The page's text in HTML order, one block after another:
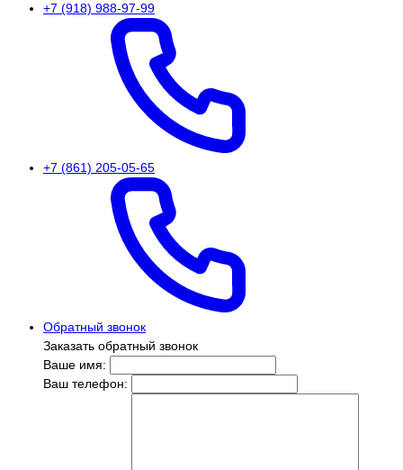
+7 (918) 988-97-99
+7 (861) 205-05-65
Обратный звонок
Заказать обратный звонок
Ваше имя:
Ваш телефон: